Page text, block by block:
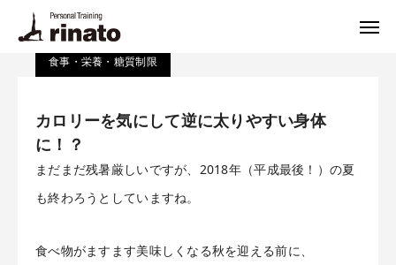
ブログ
食事・栄養・糖質制限
カロリーを気にして逆に太りやすい身体
に！？
まだまだ残暑厳しいですが、2018年（平成最後！）の夏
も終わろうとしていますね。
食べ物がますます美味しくなる秋を迎える前に、
rinato LINE
ご予約・お問合せ
プログラム
料金
トレーナー